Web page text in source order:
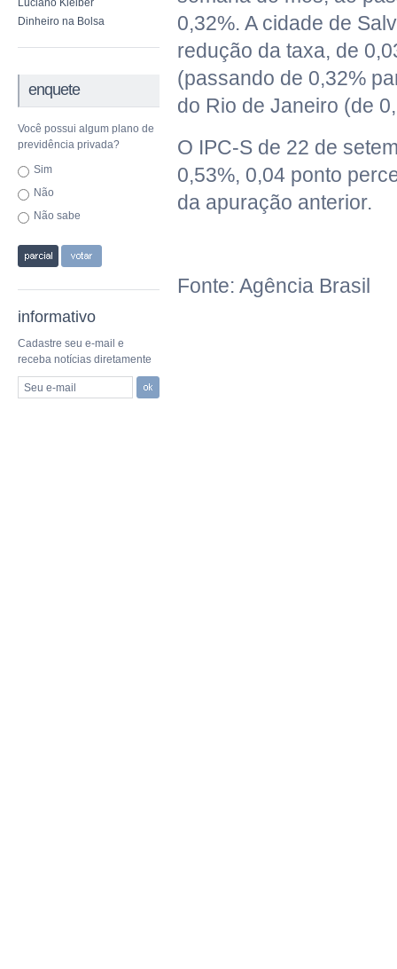
Luciano Kleiber
Dinheiro na Bolsa
enquete
Você possui algum plano de
previdência privada?
Sim
Não
Não sabe
informativo
Cadastre seu e-mail e
receba notícias diretamente
Seu e-mail
0,32%. A cidade de
redução da taxa, de
(passando de 0,32%
do Rio de Janeiro (de
O IPC-S de 22 de
0,53%, 0,04 ponto
da apuração anterior.
Fonte: Agência Brasil